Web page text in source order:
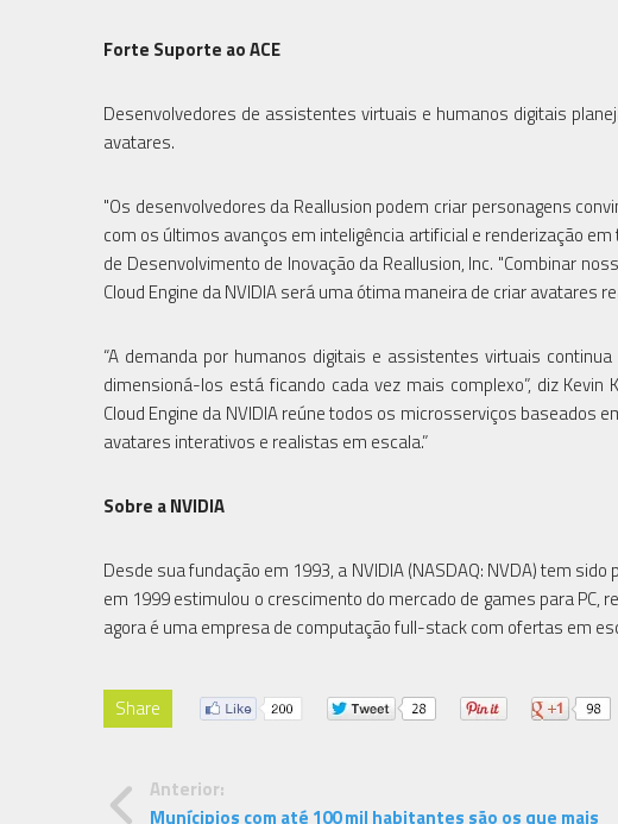
Forte Suporte ao ACE
Desenvolvedores de assistentes virtuais e humanos digitais
avatares.
"Os desenvolvedores da Reallusion podem criar personagens
com os últimos avanços em inteligência artificial e renderização
de Desenvolvimento de Inovação da Reallusion, Inc. "Combinar
Cloud Engine da NVIDIA será uma ótima maneira de criar
“A demanda por humanos digitais e assistentes virtuais
dimensioná-los está ficando cada vez mais complexo”, diz Kevin
Cloud Engine da NVIDIA reúne todos os microsserviços baseados
avatares interativos e realistas em escala.”
Sobre a NVIDIA
Desde sua fundação em 1993, a NVIDIA (NASDAQ: NVDA) tem
em 1999 estimulou o crescimento do mercado de games para PC,
agora é uma empresa de computação full-stack com ofertas em
Share
Anterior:
Munícipios com até 100 mil habitantes são os que mais